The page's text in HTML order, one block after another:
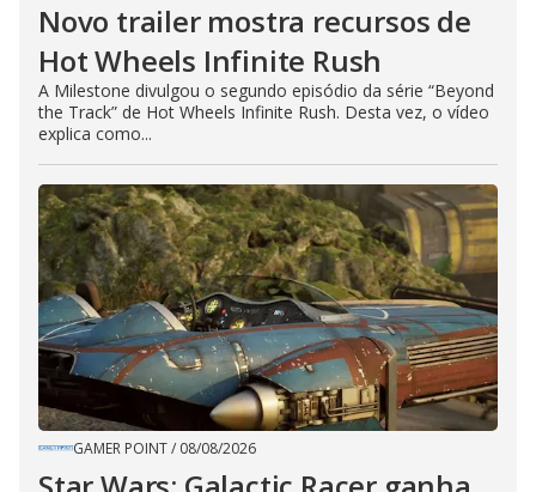
Novo trailer mostra recursos de
Hot Wheels Infinite Rush
A Milestone divulgou o segundo episódio da série “Beyond
the Track” de Hot Wheels Infinite Rush. Desta vez, o vídeo
explica como...
GAMER POINT/ 08/08/2026